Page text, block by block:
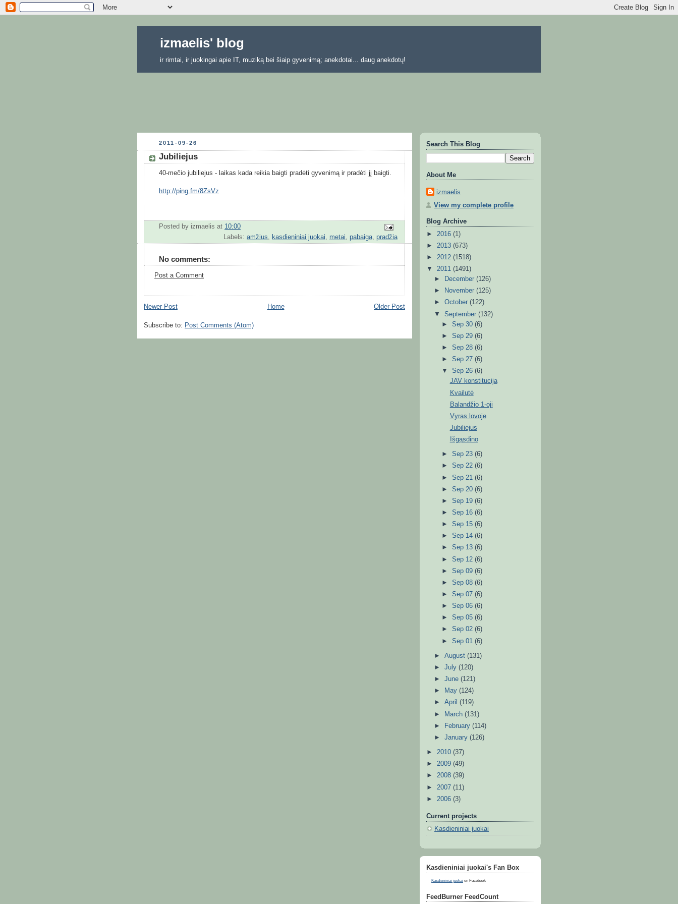
izmaelis' blog
ir rimtai, ir juokingai apie IT, muziką bei šiaip gyvenimą; anekdotai... daug anekdotų!
2011-09-26
Jubiliejus
40-mečio jubiliejus - laikas kada reikia baigti pradėti gyvenimą ir pradėti jį baigti.
http://ping.fm/8ZsVz
Posted by izmaelis at 10:00
Labels: amžius kasdieniniai juokai metai pabaiga pradžia
No comments:
Post a Comment
Newer Post Older Post
Home
Subscribe to: Post Comments (Atom)
Search This Blog
About Me
izmaelis
View my complete profile
Blog Archive
► 2016 (1)
► 2013 (673)
► 2012 (1518)
▼ 2011 (1491)
►
December(126)
►
November(125)
►October(122)
▼September(132)
►Sep 30(6)
►Sep 29(6)
►Sep 28(6)
►Sep 27(6)
▼Sep 26(6)
JAV konstitucija
Kvailutė
Balandžio 1-oji
Vyras lovoje
Jubiliejus
Išgąsdino
►Sep 23(6)
►Sep 22(6)
►Sep 21(6)
►Sep 20(6)
►Sep 19(6)
►Sep 16(6)
►Sep 15(6)
►Sep 14(6)
►Sep 13(6)
►Sep 12(6)
►Sep 09(6)
►Sep 08(6)
►Sep 07(6)
►Sep 06(6)
►Sep 05(6)
►Sep 02(6)
►Sep 01(6)
►August(131)
►July(120)
►June(121)
►
May(124)
►April(119)
►
March(131)
►
February(114)
►January(126)
► 2010 (37)
► 2009 (49)
► 2008 (39)
► 2007 (11)
► 2006 (3)
Current projects
Kasdieniniai juokai
Kasdieniniai juokai's Fan Box
Kasdieniniai juokai on Facebook
FeedBurner FeedCount